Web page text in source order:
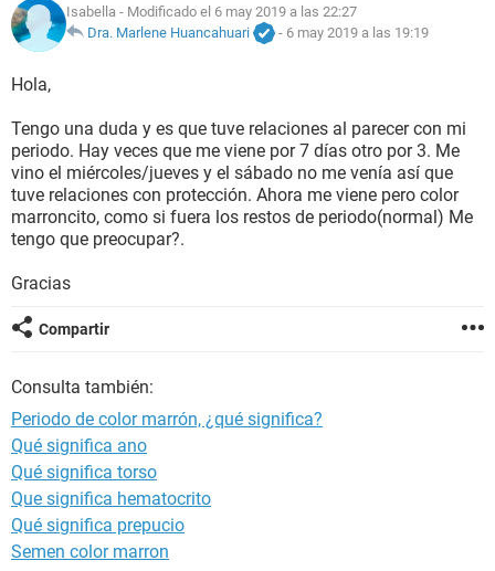
NUTRICIÓN
BIENESTAR
SEXUALIDAD
GLOSARIO
Isabella - Modificado el 6 may 2019 a las 22:27
Dra. Marlene Huancahuari
- 6 may 2019 a las 19:19
Hola,
Tengo una duda y es que tuve relaciones al parecer con mi
periodo. Hay veces que me viene por 7 días otro por 3. Me
vino el miércoles/jueves y el sábado no me venía así que
tuve relaciones con protección. Ahora me viene pero color
marroncito, como si fuera los restos de periodo(normal) Me
tengo que preocupar?.
Gracias
Compartir
Consulta también:
Periodo de color marrón, ¿qué significa?
Qué significa ano
Qué significa torso
Que significa hematocrito
Qué significa prepucio
Semen color marron